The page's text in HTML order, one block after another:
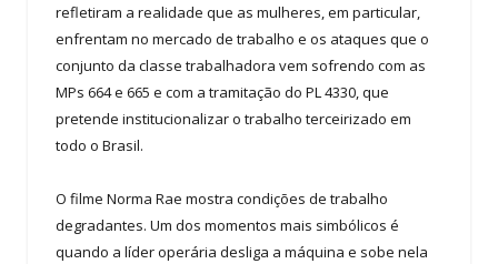
refletiram a realidade que as mulheres, em particular,
enfrentam no mercado de trabalho e os ataques que o
conjunto da classe trabalhadora vem sofrendo com as
MPs 664 e 665 e com a tramitação do PL 4330, que
pretende institucionalizar o trabalho terceirizado em
todo o Brasil.
O filme Norma Rae mostra condições de trabalho
degradantes. Um dos momentos mais simbólicos é
quando a líder operária desliga a máquina e sobe nela